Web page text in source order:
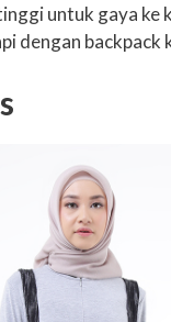
untuk gaya ke
dengan backpack